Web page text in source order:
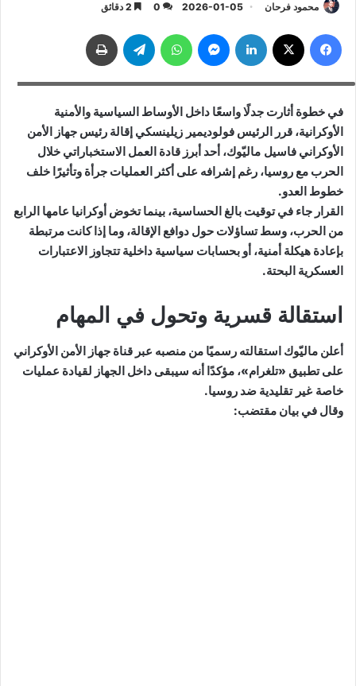
محمود فرحان 2026-01-05
0
في خطوة أثارت جدلًا واسعًا داخل الأوساط السياسية والأمنية
الأوكرانية، قرر الرئيس فولوديمير زيلينسكي إقالة رئيس جهاز الأمن
الأوكراني فاسيل ماليّوك، أحد أبرز قادة العمل الاستخباراتي خلال
الحرب مع روسيا، رغم إشرافه على أكثر العمليات جرأة وتأثيرًا خلف
خطوط العدو.
القرار جاء في توقيت بالغ الحساسية، بينما تخوض أوكرانيا عامها الرابع
من الحرب، وسط تساؤلات حول دوافع الإقالة، وما إذا كانت مرتبطة
بإعادة هيكلة أمنية، أو بحسابات سياسية داخلية تتجاوز الاعتبارات
العسكرية البحتة.
استقالة قسرية وتحول في المهام
أعلن ماليّوك استقالته رسميًا من منصبه عبر قناة جهاز الأمن الأوكراني
على تطبيق «تلغرام»، مؤكدًا أنه سيبقى داخل الجهاز لقيادة عمليات
خاصة غير تقليدية ضد روسيا.
وقال في بيان مقتضب: